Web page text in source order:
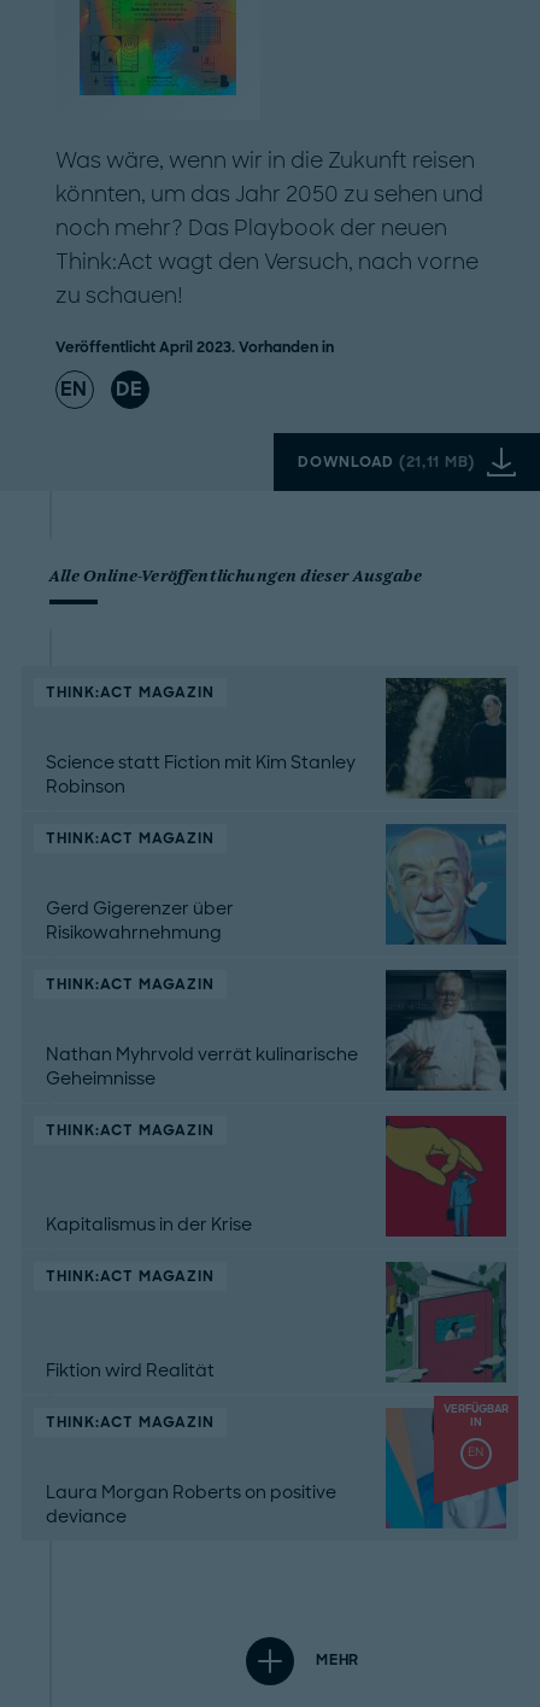
Was wäre, wenn wir in die Zukunft reisen
könnten, um das Jahr 2050 zu sehen und
noch mehr? Das Playbook der neuen
Think:Act wagt den Versuch, nach vorne
zu schauen!
Veröffentlicht April 2023. Vorhanden in
EN DE
DOWNLOAD (21,11 MB)
Alle Online-Veröffentlichungen dieser Ausgabe
THINK:ACT MAGAZIN
Science statt Fiction mit Kim Stanley
Robinson
THINK:ACT MAGAZIN
Gerd Gigerenzer über
Risikowahrnehmung
THINK:ACT MAGAZIN
Nathan Myhrvold verrät kulinarische
Geheimnisse
THINK:ACT MAGAZIN
Kapitalismus in der Krise
THINK:ACT MAGAZIN
Fiktion wird Realität
VERFÜGBAR
IN
EN
THINK:ACT MAGAZIN
Laura Morgan Roberts on positive
deviance
MEHR